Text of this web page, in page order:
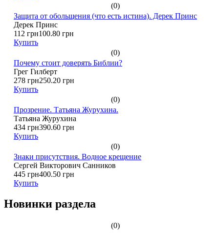
(0)
Защита от обольщения (что есть истина). Дерек Принс
Дерек Принс
112 грн100.80 грн
Купить
(0)
Почему стоит доверять Библии?
Грег Гилберт
278 грн250.20 грн
Купить
(0)
Прозрение. Татьяна Журухина.
Татьяна Журухина
434 грн390.60 грн
Купить
(0)
Знаки присутствия. Водное крещение
Сергей Викторович Санников
445 грн400.50 грн
Купить
Новинки раздела
(0)